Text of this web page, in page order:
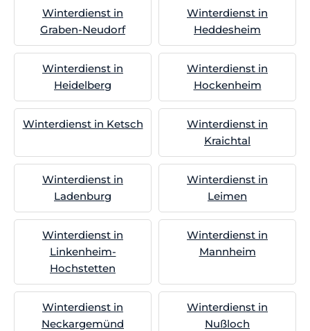
Winterdienst in
Graben-Neudorf
Winterdienst in
Heddesheim
Winterdienst in
Heidelberg
Winterdienst in
Hockenheim
Winterdienst in Ketsch
Winterdienst in
Kraichtal
Winterdienst in
Ladenburg
Winterdienst in
Leimen
Winterdienst in
Linkenheim-
Hochstetten
Winterdienst in
Mannheim
Winterdienst in
Neckargemünd
Winterdienst in
Nußloch